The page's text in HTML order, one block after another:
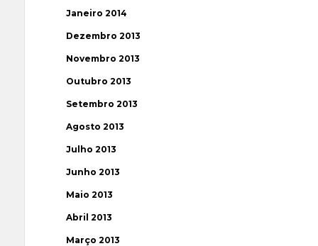
Janeiro 2014
Dezembro 2013
Novembro 2013
Outubro 2013
Setembro 2013
Agosto 2013
Julho 2013
Junho 2013
Maio 2013
Abril 2013
Março 2013